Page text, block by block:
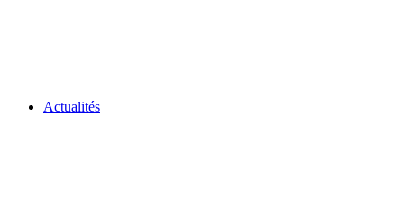
Actualités